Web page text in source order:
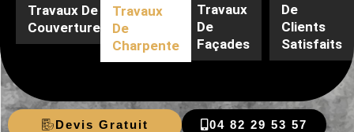
Travaux De
Couverture
Travaux
De
Charpente
Travaux
De
Façades
De
Clients
Satisfaits
Devis Gratuit 04 82 29 53 57